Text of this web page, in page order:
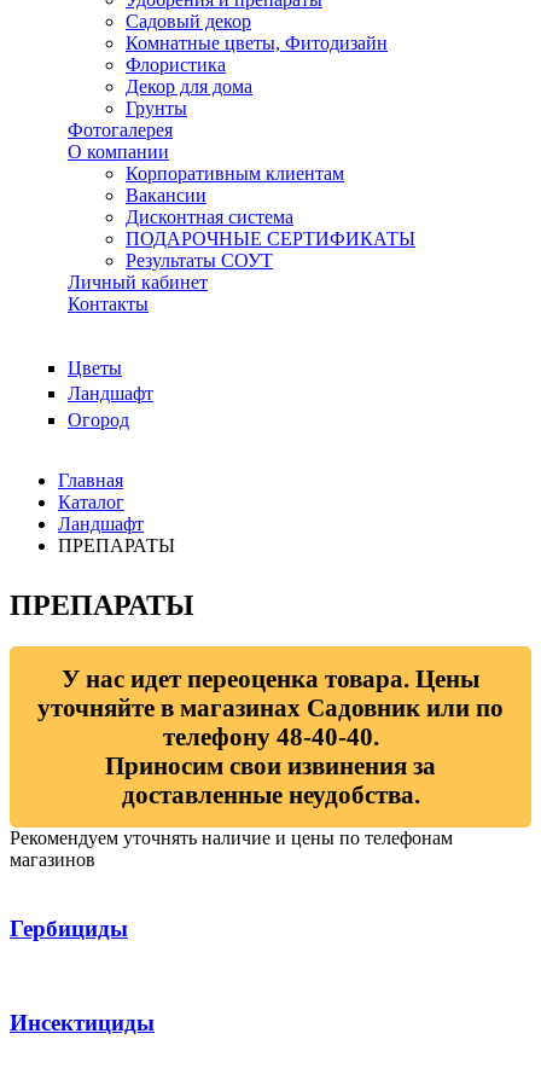
Садовый декор
Комнатные цветы, Фитодизайн
Флористика
Декор для дома
Грунты
Фотогалерея
О компании
Корпоративным клиентам
Вакансии
Дисконтная система
ПОДАРОЧНЫЕ СЕРТИФИКАТЫ
Результаты СОУТ
Личный кабинет
Контакты
Цветы
Ландшафт
Огород
Главная
Каталог
Ландшафт
ПРЕПАРАТЫ
ПРЕПАРАТЫ
У нас идет переоценка товара. Цены
уточняйте в магазинах Садовник или по
телефону 48-40-40.
Приносим свои извинения за
доставленные неудобства.
Рекомендуем уточнять наличие и цены по телефонам
магазинов
Гербициды
Инсектициды